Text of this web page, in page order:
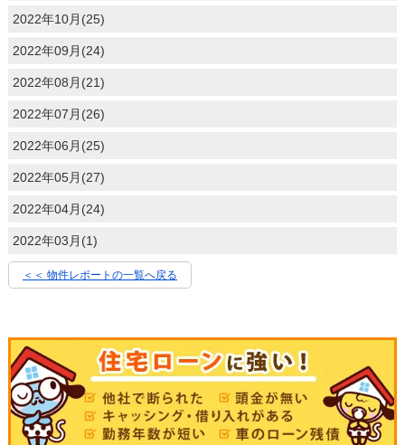
2022年10月(25)
2022年09月(24)
2022年08月(21)
2022年07月(26)
2022年06月(25)
2022年05月(27)
2022年04月(24)
2022年03月(1)
＜＜ 物件レポートの一覧へ戻る